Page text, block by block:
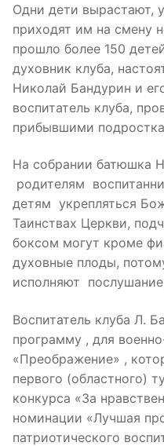
Одни дети вырастают,
приходят им на смену
прошло более 150
духовник клуба,
Николай Бандурин и
воспитатель клуба,
прибывшими
На собрании батюшка
родителям
детям укрепляться
Таинствах Церкви,
боксом могут кроме
духовные плоды,
исполняют
Воспитатель клуба Л.
программу , для
«Преображение» ,
первого (областного)
конкурса «За
номинации «Лучшая
патриотического